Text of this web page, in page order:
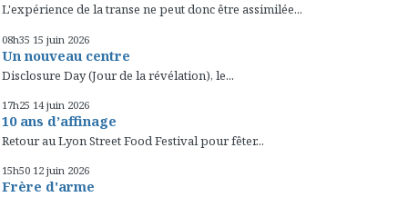
L'expérience de la transe ne peut donc être assimilée...
08h35 15 juin 2026
Un nouveau centre
Disclosure Day (Jour de la révélation), le...
17h25 14 juin 2026
10 ans d’affinage
Retour au Lyon Street Food Festival pour fêter...
15h50 12 juin 2026
Frère d'arme